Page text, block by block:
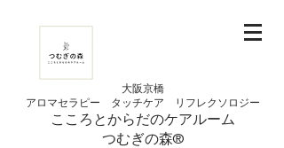
大阪京橋
アロマセラピー タッチケア
リフレクソロジー
こころとからだのケアルーム
つむぎの​森®︎